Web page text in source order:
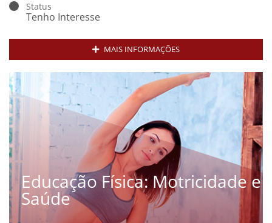
Status
Tenho Interesse
MAIS INFORMAÇÕES
Educação Física: Motricidade e
Saúde